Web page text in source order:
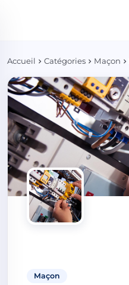
Accueil Catégories Maçon
Maçon